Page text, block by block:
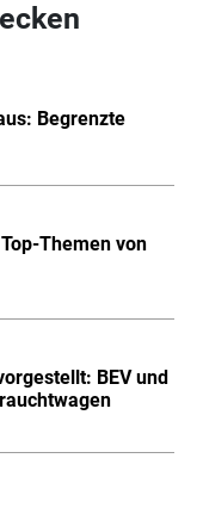
Begrenzte
Themen von
BEV und